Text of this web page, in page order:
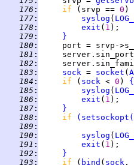
176 : if (srvp == 0 )
177 : syslog (
178 : exit ( 1
179 :
}
180 :
181 :
182 :
183 : sock = socket (
184 : if ( sock < 0 ) {
185 : syslog (
186 : exit ( 1
187 :
}
188 : if ( setsockopt (
189 :
190 : syslog (
191 : exit ( 1
192 :
}
193 : if ( bind ( sock ,